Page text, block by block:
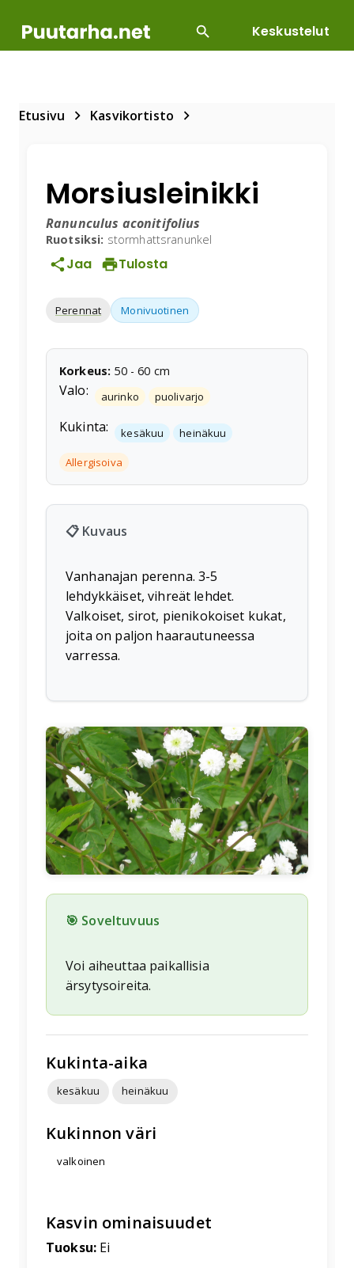
Keskustelut
Etusivu Kasvikortisto
Morsiusleinikki
Ranunculus aconitifolius
Ruotsiksi: stormhattsranunkel
Jaa Tulosta
Perennat Monivuotinen
Korkeus: 50-60 cm
Valo: aurinko puolivarjo
Kukinta: kesäkuu heinäkuu
Allergisoiva
📋 Kuvaus
Vanhanajan perenna. 3-5
lehdykkäiset, vihreät lehdet.
Valkoiset, sirot, pienikokoiset kukat,
joita on paljon haarautuneessa
varressa.
🌱
🎯 Soveltuvuus
Voi aiheuttaa paikallisia
ärsytysoireita.
Kukinta-aika
kesäkuu heinäkuu
Kukinnon väri
valkoinen
Kasvin ominaisuudet
Tuoksu: Ei